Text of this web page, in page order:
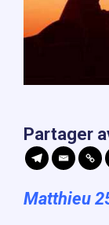
Partager
Matthieu